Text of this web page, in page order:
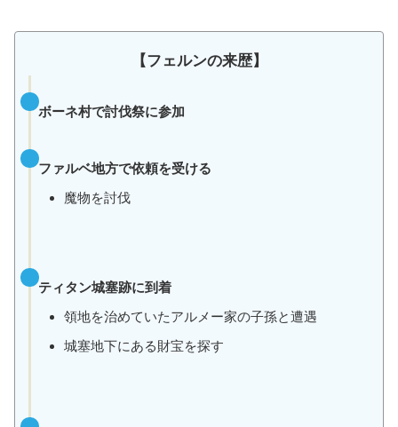
【フェルンの来歴】
ボーネ村で討伐祭に参加
ファルベ地方で依頼を受ける
魔物を討伐
ティタン城塞跡に到着
領地を治めていたアルメー家の子孫と遭遇
城塞地下にある財宝を探す